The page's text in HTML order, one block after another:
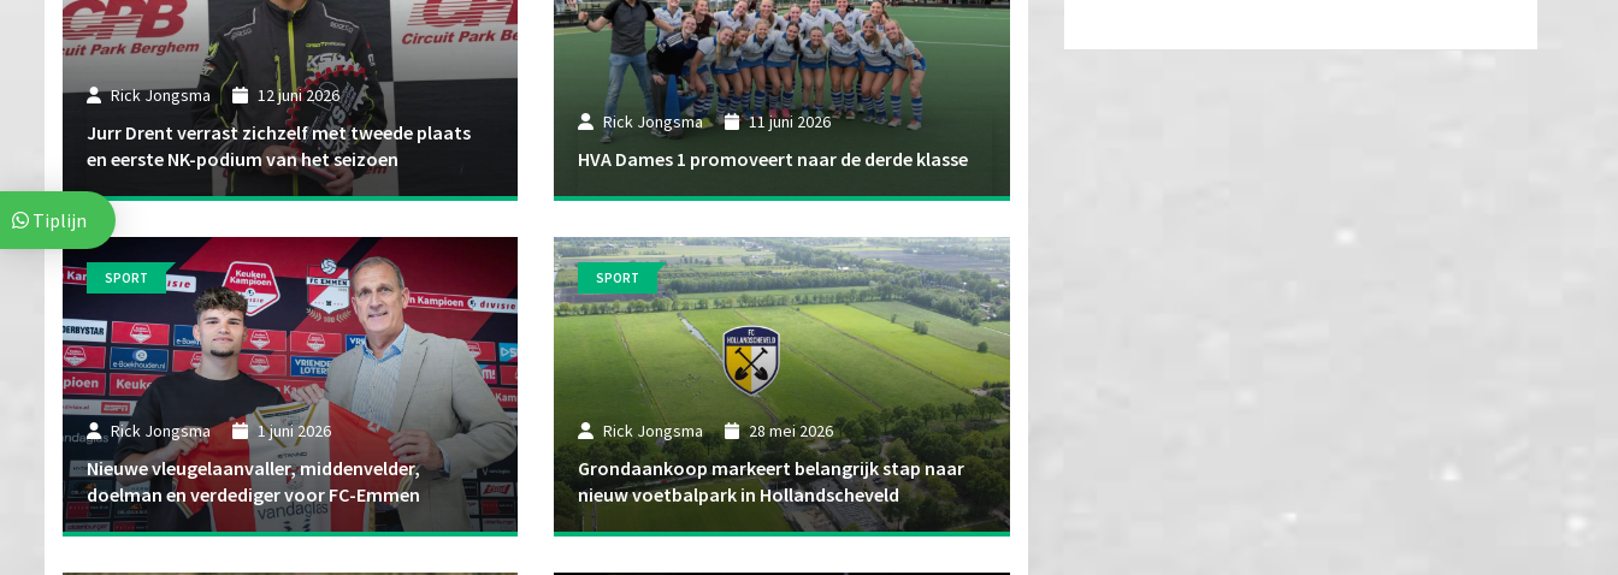
Rick Jongsma 12 juni 2026
Jurr Drent verrast zichzelf met tweede plaats
en eerste NK-podium van het seizoen
Rick Jongsma 11 juni 2026
HVA Dames 1 promoveert naar de derde klasse
Rick Jongsma 1 juni 2026
Nieuwe vleugelaanvaller, middenvelder,
doelman en verdediger voor FC-Emmen
SPORT
Rick Jongsma 28 mei 2026
Grondaankoop markeert belangrijk stap naar
nieuw voetbalpark in Hollandscheveld
SPORT
Tiplijn